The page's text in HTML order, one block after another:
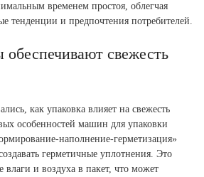
временем простоя, облегчая
тенденции и предпочтения потребителей.
свежесть
как упаковка влияет на свежесть
особенностей машин для упаковки
наполнение-герметизация»
герметичные уплотнения. Это
влаги и воздуха в пакет, что может